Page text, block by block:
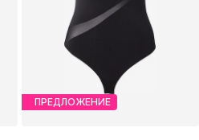
ПРЕДЛОЖЕНИЕ